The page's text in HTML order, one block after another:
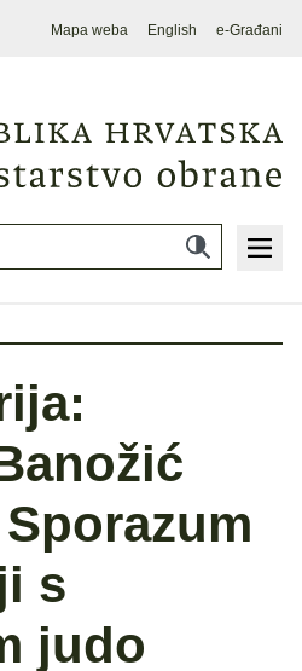
Mapa weba English e-Građani
s
judo